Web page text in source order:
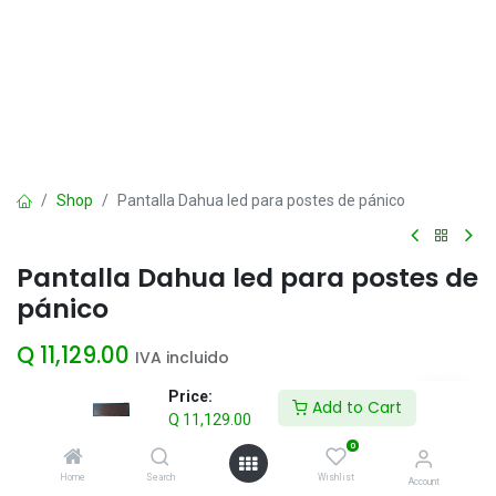
Price:
Q 11,129.00
Add to Cart
Home Search
0
Wishlist Account
Shop Pantalla Dahua led para postes de pánico
Pantalla Dahua led para postes de
pánico
Q 11,129.00 IVA incluido
Add to Cart
Agregar a la lista de deseos